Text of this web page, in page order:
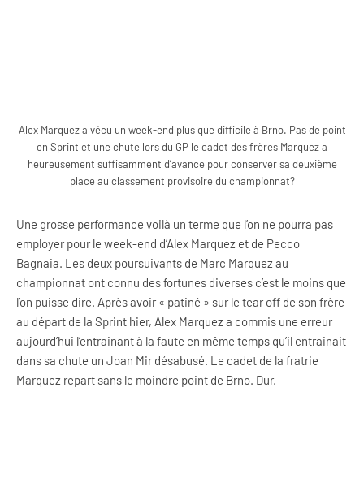
Alex Marquez a vécu un week-end plus que difficile à Brno. Pas de point
en Sprint et une chute lors du GP le cadet des frères Marquez a
heureusement suffisamment d’avance pour conserver sa deuxième
place au classement provisoire du championnat?
Une grosse performance voilà un terme que l’on ne pourra pas
employer pour le week-end d’Alex Marquez et de Pecco
Bagnaia. Les deux poursuivants de Marc Marquez au
championnat ont connu des fortunes diverses c’est le moins que
l’on puisse dire. Après avoir « patiné » sur le tear off de son frère
au départ de la Sprint hier, Alex Marquez a commis une erreur
aujourd’hui l’entrainant à la faute en même temps qu’il entrainait
dans sa chute un Joan Mir désabusé. Le cadet de la fratrie
Marquez repart sans le moindre point de Brno. Dur.